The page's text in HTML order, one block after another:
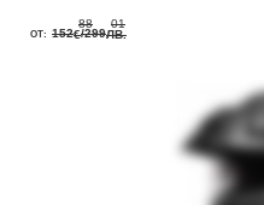
152
88
€/299
01
ЛВ.